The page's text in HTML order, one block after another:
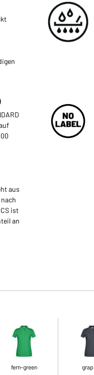
aus
ist
an
fern-green